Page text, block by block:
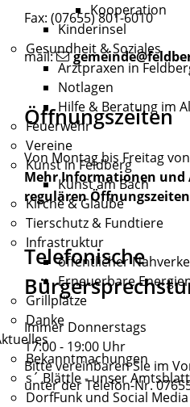
Kooperation
Kinderinsel
Gesundheit & Soziales
Arztpraxen in
Notlagen
Hilfe & Beratung im
Feuerwehr
Vereine
Kunst in Feldberg
Kunst am Bach
Kirche & Glaube
Tierschutz & Fundtiere
Infrastruktur
öffentlicher
Erneuerbare
Grillplätze
Danke
Bekanntmachungen
s´ Blättle - unser Amtsblatt
DorfFunk und Social Media
Fax: (07655) 801-6010
mail:
Öffnungszeiten
Von Montag bis Freitag
Mehr Informationen und
regulären
Telefonische
Immer Donnerstags
17:00 - 19:00 Uhr
Bitte vereinbaren Sie im
unter der Telefon-Nr.